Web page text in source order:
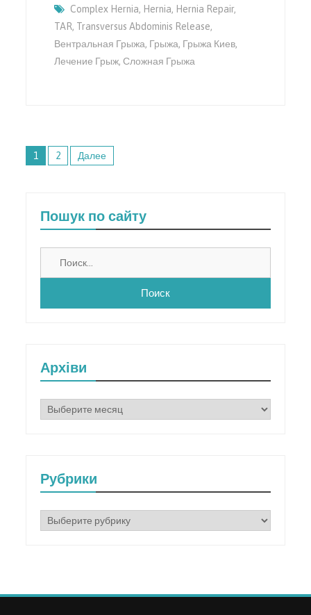
Complex Hernia, Hernia, Hernia Repair,
TAR, Transversus Abdominis Release,
Вентральная Грыжа, Грыжа, Грыжа Киев,
Лечение Грыж,Сложная Грыжа
по
1 2 Далее
Пошук по сайту
Архіви
Архіви
Рубрики
Рубрики